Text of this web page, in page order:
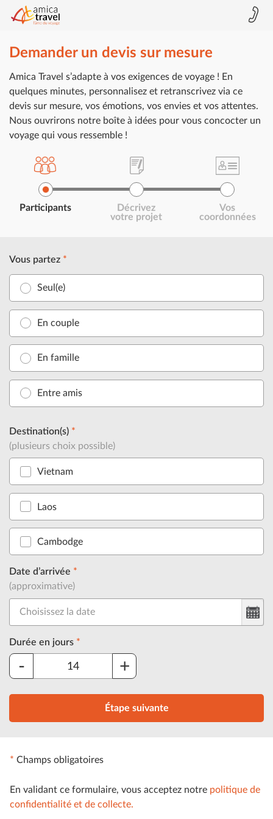
Demander un devis sur mesure
Amica Travel s’adapte à vos exigences de voyage ! En
quelques minutes, personnalisez et retranscrivez via ce
devis sur mesure, vos émotions, vos envies et vos attentes.
Nous ouvrirons notre boîte à idées pour vous concocter un
voyage qui vous ressemble !
Participants
Décrivez
votre projet
Vos
coordonnées
Vous partez *
Seul(e)
En couple
En famille
Entre amis
Destination(s) *
(plusieurs choix possible)
Vietnam
Laos
Cambodge
Date d’arrivée *
(approximative)
Durée en jours *
- +
Étape suivante
* Champs obligatoires
En validant ce formulaire, vous acceptez notre politique de
confidentialité et de collecte.